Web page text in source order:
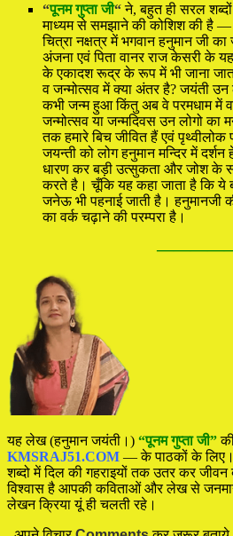
“पूनम गुप्ता जी“ने, बहुत ही सरल
माध्यम से समझाने की कोशिश की है —
चित्रा नक्षत्र में भगवान हनुमान जी
अंजना एवं पिता वानर राज केसरी के
के एकादश रूद्र के रूप में भी जाना
व जन्मोत्सव में क्या अंतर है? जयंती उन
कभी जन्म हुआ किंतु अब वे परमधाम
जन्मोत्सव या जन्मदिवस उन लोगो का
तक हमारे बिच जीवित हैं एवं
जयन्ती को लोग हनुमान मन्दिर में
धारण कर बड़ी उत्सुकता और जोश के
करते है। चूँकि यह कहा जाता है कि ये
जनेऊ भी पहनाई जाती है। हनुमानजी
का वर्क चढ़ाने की परम्परा है।
यह लेख (हनुमान जयंती।) “पूनम गुप्ता जी”
KMSRAJ51.COM — के पाठकों के
शब्दो में दिल की गहराइयों तक उतर कर जीवन
विश्वास है आपकी कविताओं और लेख से
लेखन क्रिया यूं ही चलती रहे।